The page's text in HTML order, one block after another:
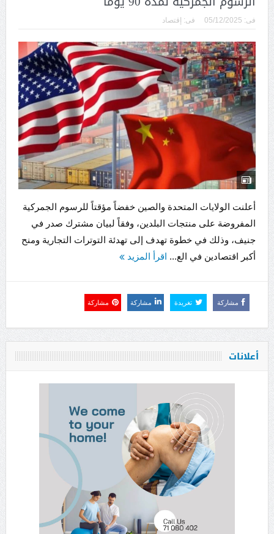
فى: 05/12/2025 فى: إقتصاد
أعلنت الولايات المتحدة والصين خفضاً مؤقتاً للرسوم الجمركية
المفروضة على منتجات البلدين، وفقاً لبيان مشترك صدر في
جنيف، وذلك في خطوة تهدف إلى تهدئة التوترات التجارية ومنح
أكبر اقتصادين في الع... اقرأ المزيد
مشاركة تغريدة مشاركة مشاركة
أعلانات